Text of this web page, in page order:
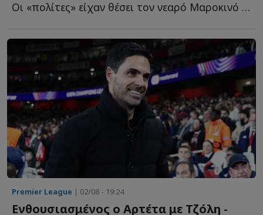
Οι «πολίτες» είχαν θέσει τον νεαρό Μαροκινό στην κορυφή τ...
Premier League | 02/08 - 19:24
Ενθουσιασμένος ο Αρτέτα με Τζόλη -